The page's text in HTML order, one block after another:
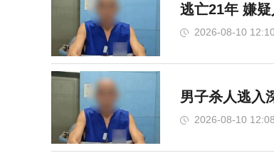
逃亡21年 嫌
2026-08-10 12:10
男子杀人逃入
2026-08-10 12:08